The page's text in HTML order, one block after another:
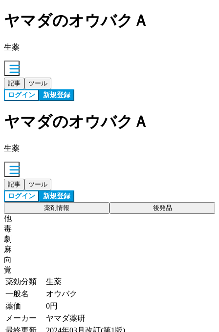
ヤマダのオウバクＡ
生薬
記事 ツール
ログイン 新規登録
ヤマダのオウバクＡ
生薬
記事 ツール
ログイン 新規登録
薬剤情報 後発品
他
毒
劇
麻
向
覚
薬効分類
生薬
一般名
オウバク
薬価
0円
メーカー
ヤマダ薬研
最終更新
2024年03月改訂(第1版)